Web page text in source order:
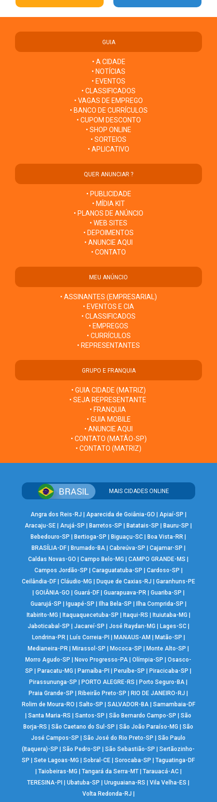
GUIA
• A CIDADE
• NOTÍCIAS
• EVENTOS
• CLASSIFICADOS
• VAGAS DE EMPREGO
• BANCO DE CURRÍCULOS
• CUPOM DESCONTO
• SHOP ONLINE
• SORTEIOS
• APLICATIVO
QUER ANUNCIAR ?
• PUBLICIDADE
• MÍDIA KIT
• PLANOS DE ANÚNCIO
• WEB SITES
• DEPOIMENTOS
• ANUNCIE AQUI
• CONTATO
MEU ANÚNCIO
• ASSINANTES (EMPRESARIAL)
• EVENTOS E CIA
• CLASSIFICADOS
• EMPREGOS
• CURRÍCULOS
• REPRESENTANTES
GRUPO E FRANQUIA
• GUIA CIDADE (MATRIZ)
• SEJA REPRESENTANTE
• FRANQUIA
• GUIA MOBILE
• ANUNCIE AQUI
• CONTATO (MATÃO-SP)
• CONTATO (MATRIZ)
MAIS CIDADES ONLINE
Angra dos Reis-RJ Aparecida de Goiânia-GO Apiaí-SP
Aracaju-SE |Arujá-SP Barretos-SP Batatais-SP Bauru-SP
Bebedouro-SP
Bertioga-SP Biguaçu-SC Boa Vista-RR
BRASÍLIA-DF| Brumado-BA| Cabreúva-SP Cajamar-SP
Caldas Novas-GO
|Campo Belo-MG |CAMPO GRANDE-MS
Campos Jordão-SP
Caraguatatuba-SP Cardoso-SP
Ceilândia-DF| Cláudio-MG Duque de Caxias-RJ
Garanhuns-PE
GOIÂNIA-GO Guará-DF| Guarapuava-PR| Guariba-SP
Guarujá-SP
Iguapé-SP Ilha Bela-SP Ilha Comprida-SP
Itabirito-MG
Itaquaquecetuba-SP Itaqui-RS Ituiutaba-MG
Jaboticabal-SP
Jacareí-SP José Raydan-MG Lages-SC|
Londrina-PR| Luís Correia-PI MANAUS-AM Matão-SP
Medianeira-PR
Mirassol-SP Mococa-SP Monte Alto-SP
Morro Agudo-SP
Novo Progresso-PA |Olímpia-SP |Osasco-
SP
Paracatu-MG Parnaíba-PI Peruíbe-SP Piracicaba-SP
Pirassununga-SP
PORTO ALEGRE-RS Porto Seguro-BA
Praia Grande-SP
Ribeirão Preto-SP RIO DE JANEIRO-RJ
Rolim de Moura-RO
Salto-SP SALVADOR-BA| Samambaia-DF
|Santa Maria-RS |Santos-SP |São Bernardo Campo-SP |São
Borja-RS
|São Caetano do Sul-SP |São João Paraíso-MG |São
José Campos-SP
|São José do Rio Preto-SP |São Paulo
(Itaquera)-SP
|São Pedro-SP |São Sebastião-SP |Sertãozinho-
SP
|Sete Lagoas-MG |Sobral-CE |Sorocaba-SP |Taguatinga-DF
Taiobeiras-MG Tangará da Serra-MT| Tarauacá-AC|
TERESINA-PI
|Ubatuba-SP |Uruguaiana-RS |Vila Velha-ES
Volta Redonda-RJ